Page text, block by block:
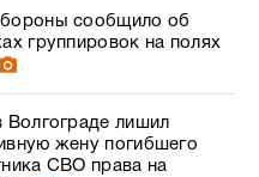
сообщило об
группировок на полях
Волгограде лишил
жену погибшего
СВО права на